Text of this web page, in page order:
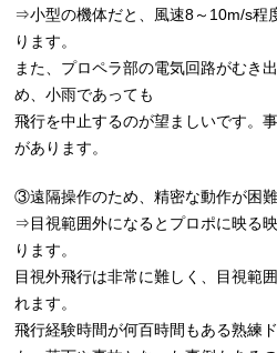
⇒小型の機体だと、風速8～10m/s程
ります。
また、プロペラ部の電気回路がむき
め、小雨であっても
飛行を中止するのが望ましいです。
があります。
③遠隔操作のため、精密な動作が困難
⇒目視範囲外になるとプロポに映る
ります。
目視外飛行は非常に難しく、目視範
れます。
飛行経験時間が何百時間もある熟練